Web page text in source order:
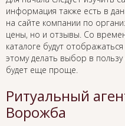
информация также есть в
на сайте компании по
цены, но и отзывы. Со
каталоге будут
этому делать выбор в
будет еще проще.
Ритуальный
Ворожба